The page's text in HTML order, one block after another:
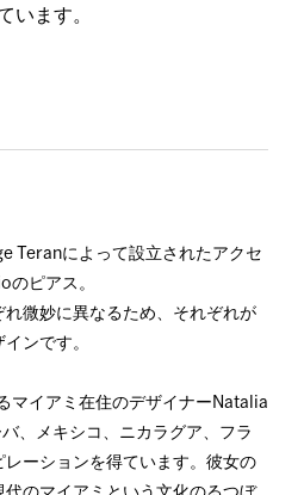
います。
Teranによって設立されたアクセ
のピアス。
微妙に異なるため、それぞれが
ンです。
マイアミ在住のデザイナーNatalia
、メキシコ、ニカラグア、フラ
レーションを得ています。彼女の